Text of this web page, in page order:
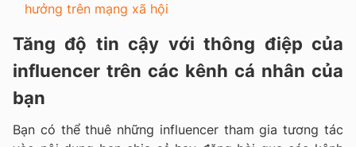
hưởng trên mạng xã hội
Tăng độ tin cậy với thông điệp của
influencer trên các kênh cá nhân của
bạn
Bạn có thể thuê những influencer tham gia tương tác